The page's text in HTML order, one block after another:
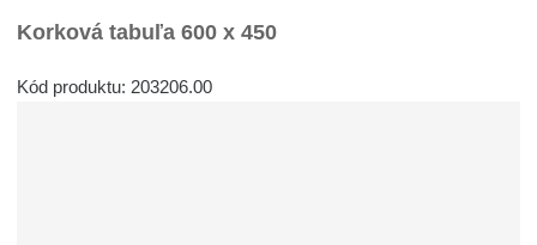
Korková tabuľa 600 x 450
Kód produktu: 203206.00